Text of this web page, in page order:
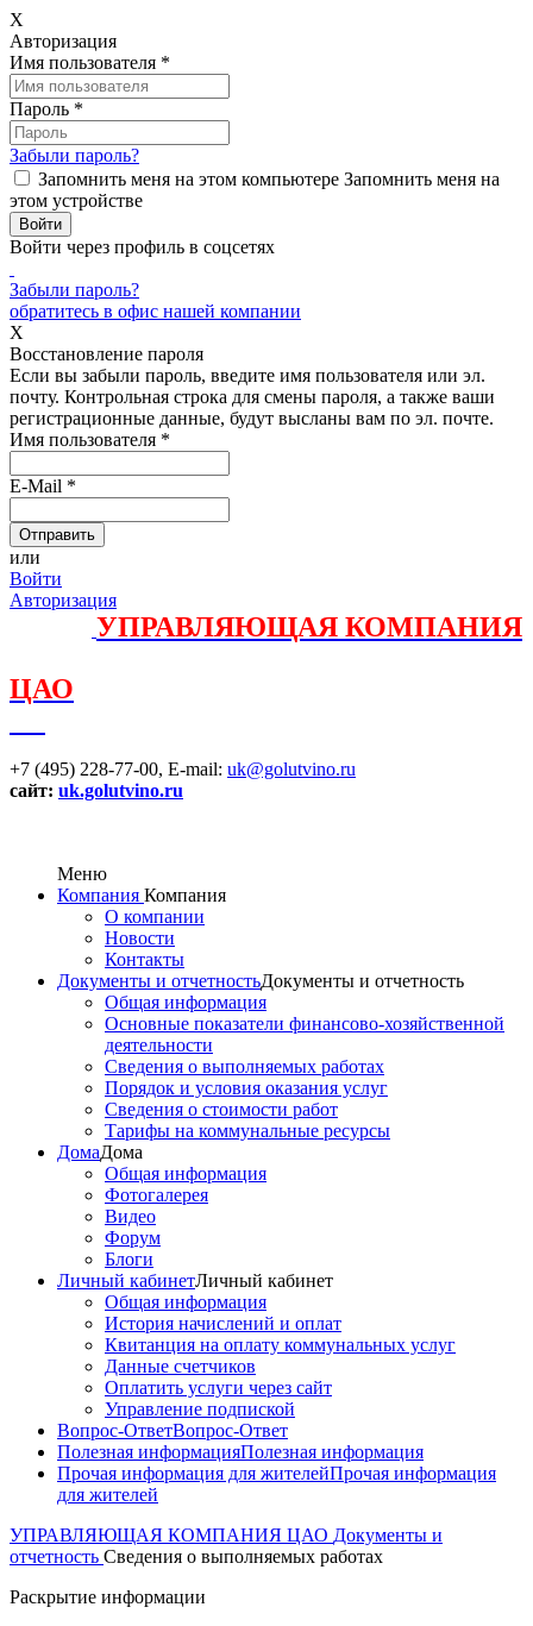
X
Авторизация
Имя пользователя *
Пароль *
Забыли пароль?
Запомнить меня на этом компьютере Запомнить меня на
этом устройстве
Войти через профиль в соцсетях
Забыли пароль?
обратитесь в офис нашей компании
X
Восстановление пароля
Если вы забыли пароль, введите имя пользователя или эл.
почту. Контрольная строка для смены пароля, а также ваши
регистрационные данные, будут высланы вам по эл. почте.
Имя пользователя *
E-Mail *
или
Войти
Авторизация
УПРАВЛЯЮЩАЯ КОМПАНИЯ
ЦАО
+7 (495) 228-77-00, E-mail: uk@golutvino.ru
сайт: uk.golutvino.ru
Меню
Компания Компания
О компании
Новости
Контакты
Документы и отчетностьДокументы и отчетность
Общая информация
Основные показатели финансово-хозяйственной
деятельности
Сведения о выполняемых работах
Порядок и условия оказания услуг
Сведения о стоимости работ
Тарифы на коммунальные ресурсы
ДомаДома
Общая информация
Фотогалерея
Видео
Форум
Блоги
Личный кабинетЛичный кабинет
Общая информация
История начислений и оплат
Квитанция на оплату коммунальных услуг
Данные счетчиков
Оплатить услуги через сайт
Управление подпиской
Вопрос-ОтветВопрос-Ответ
Полезная информацияПолезная информация
Прочая информация для жителейПрочая информация
для жителей
УПРАВЛЯЮЩАЯ КОМПАНИЯ ЦАО Документы и
отчетность Сведения о выполняемых работах
Раскрытие информации